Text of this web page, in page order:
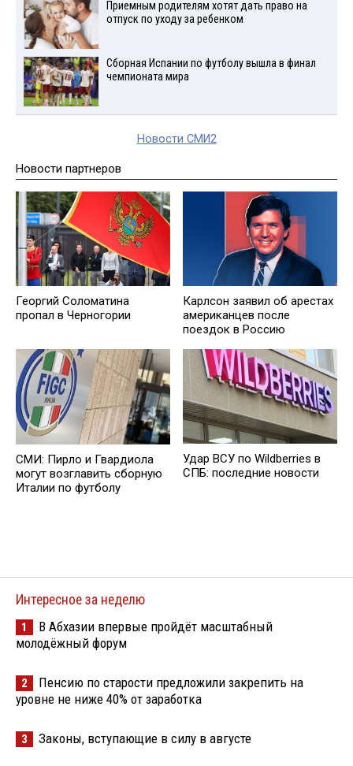
Приемным родителям хотят дать право на
отпуск по уходу за ребенком
Сборная Испании по футболу вышла в финал
чемпионата мира
Новости СМИ2
Новости партнеров
Георгий Соломатина
пропал в Черногории
Карлсон заявил об арестах
американцев после
поездок в Россию
СМИ: Пирло и Гвардиола
могут возглавить сборную
Италии по футболу
Удар ВСУ по Wildberries в
СПБ: последние новости
Интересное за неделю
1
В Абхазии впервые пройдёт масштабный
молодёжный форум
2
Пенсию по старости предложили закрепить на
уровне не ниже 40% от заработка
3 Законы, вступающие в силу в августе